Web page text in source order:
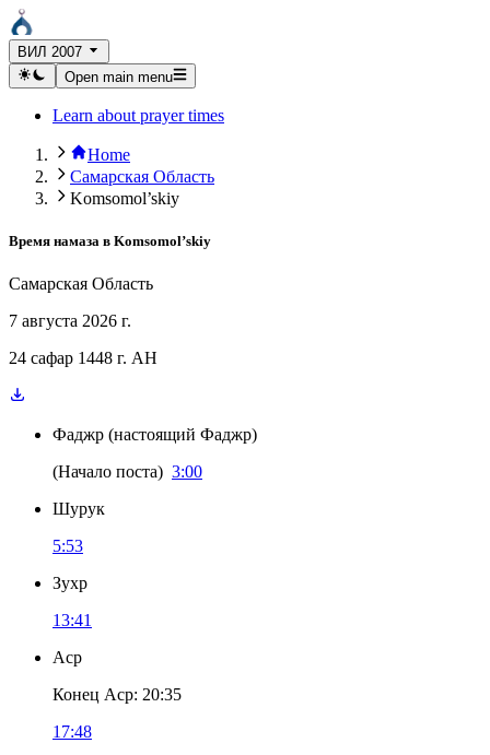
ВИЛ 2007
Open main menu
Learn about prayer times
Home
Самарская Область
Komsomol’skiy
Время намаза в Komsomol’skiy
Самарская Область
7 августа 2026 г.
24 сафар 1448 г. AH
Фаджр (настоящий Фаджр)
(Начало поста) 3:00
Шурук
5:53
Зухр
13:41
Аср
Конец Аср: 20:35
17:48